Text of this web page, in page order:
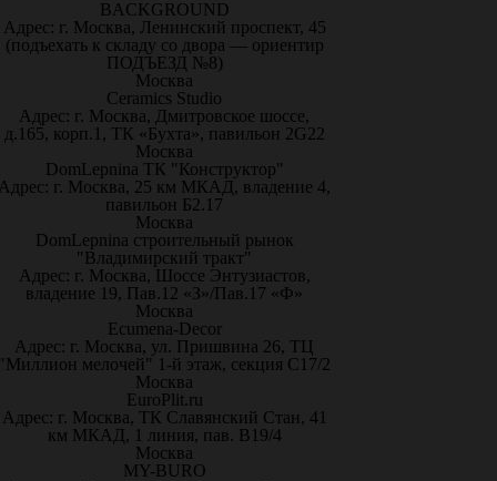
BACKGROUND
Адрес: г. Москва, Ленинский проспект, 45
(подъехать к складу со двора — ориентир
ПОДЪЕЗД №8)
Москва
Ceramics Studio
Адрес: г. Москва, Дмитровское шоссе,
д.165, корп.1, ТК «Бухта», павильон 2G22
Москва
DomLepnina ТК "Конструктор"
г. Москва, 25 км МКАД, владение 4,
павильон Б2.17
Москва
DomLepnina строительный рынок
"Владимирский тракт"
Адрес: г. Москва, Шоссе Энтузиастов,
владение 19, Пав.12 «З»/Пав.17 «Ф»
Москва
Ecumena-Decor
Адрес: г. Москва, ул. Пришвина 26, ТЦ
мелочей" 1-й этаж, секция С17/2
Москва
EuroPlit.ru
Адрес: г. Москва, ТК Славянский Стан, 41
км МКАД, 1 линия, пав. В19/4
Москва
MY-BURO